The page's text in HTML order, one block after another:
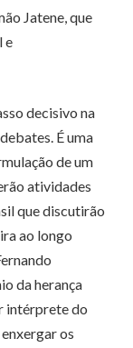
Jatene, que
e
decisivo na
É uma
de um
atividades
que discutirão
ao longo
da herança
intérprete do
os